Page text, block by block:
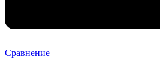
Сравнение